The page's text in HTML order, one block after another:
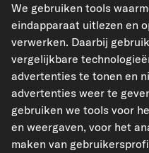
kfzteile24.de
carpardoo.dk
We gebruiken tools
eindapparaat uitlezen en
verwerken. Daarbij
vergelijkbare
advertenties te tonen en
advertenties weer te
gebruiken we tools voor
en weergaven, voor het
maken van